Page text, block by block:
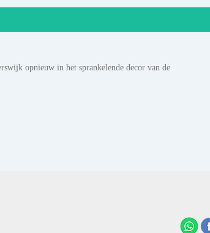
opnieuw in het sprankelende decor van de